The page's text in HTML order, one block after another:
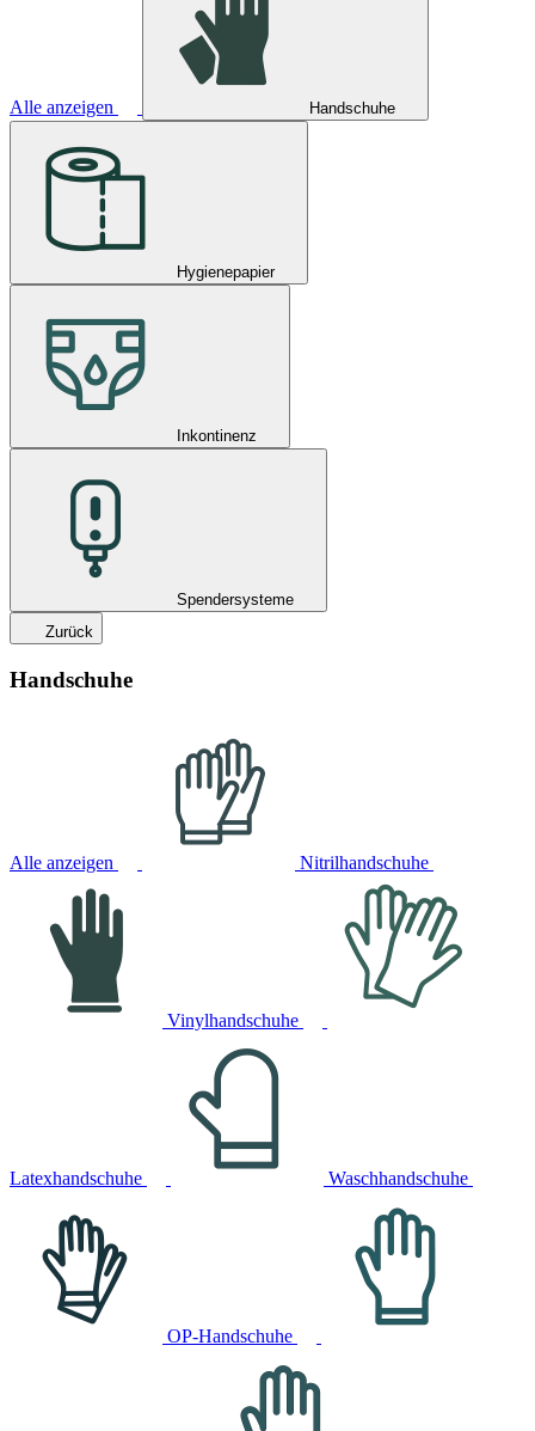
Alle anzeigen Handschuhe
Hygienepapier
Inkontinenz
Spendersysteme
Zurück
Handschuhe
Alle anzeigen Nitrilhandschuhe
Vinylhandschuhe
Latexhandschuhe Waschhandschuhe
OP-Handschuhe